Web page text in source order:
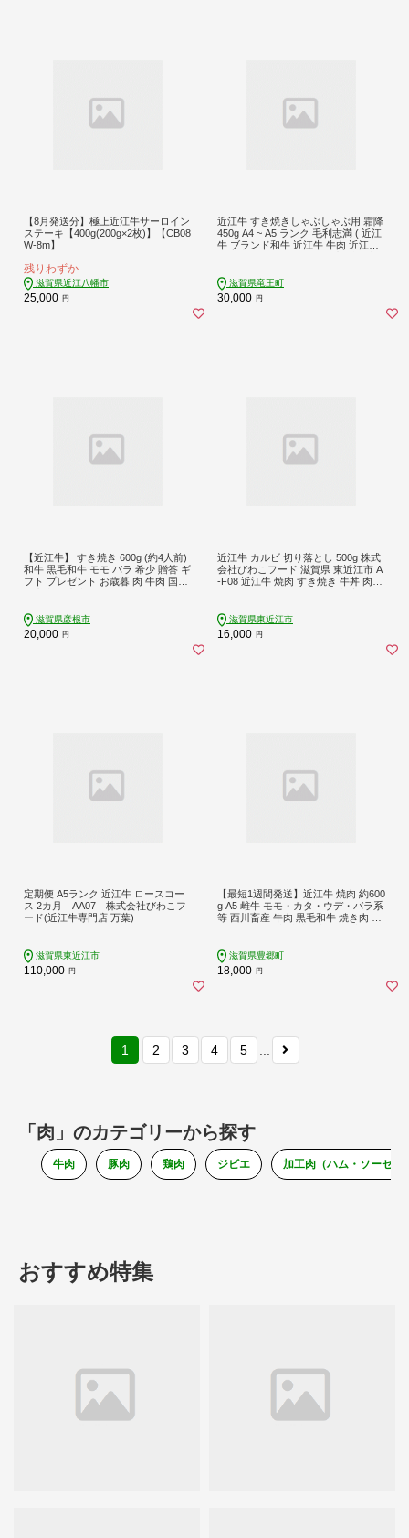
【8月発送分】極上近江牛サーロイン
ステーキ【400g(200g×2枚)】【CB08
W-8m】
残りわずか
滋賀県近江八幡市
25,000 円
近江牛 すき焼きしゃぶしゃぶ用 霜降
450g A4 ~ A5 ランク 毛利志満 ( 近江
牛 ブランド和牛 近江牛 牛肉 近江牛
本三大和牛 ふるさと納税 )
滋賀県竜王町
30,000 円
【近江牛】 すき焼き 600g (約4人前)
和牛 黒毛和牛 モモ バラ 希少 贈答 ギ
フト プレゼント お歳暮 肉 牛肉 国産
ブランド牛 日本三大和牛 クリスマス
年末 年始 おすすめ 人気 2万 20000円
2万円 希少 A4 A5 老舗近江牛専門店
滋賀県彦根市
20,000 円
近江牛 カルビ 切り落とし 500g 株式
会社びわこフード 滋賀県 東近江市 A
-F08 近江牛 焼肉 すき焼き 牛丼 肉じ
滋賀県東近江市
16,000 円
定期便 A5ランク 近江牛 ロースコー
ス 2カ月 AA07 株式会社びわこフ
ード(近江牛専門店 万葉)
滋賀県東近江市
110,000 円
【最短1週間発送】近江牛 焼肉 約600
g A5 雌牛 モモ・カタ・ウデ・バラ系
等 西川畜産 牛肉 黒毛和牛 焼き肉 焼
滋賀県豊郷町
18,000 円
1 2 3 4 5
「肉」のカテゴリーから探す
牛肉 豚肉 鶏肉 ジビエ 加工肉（ハム・ソーセー
おすすめ特集